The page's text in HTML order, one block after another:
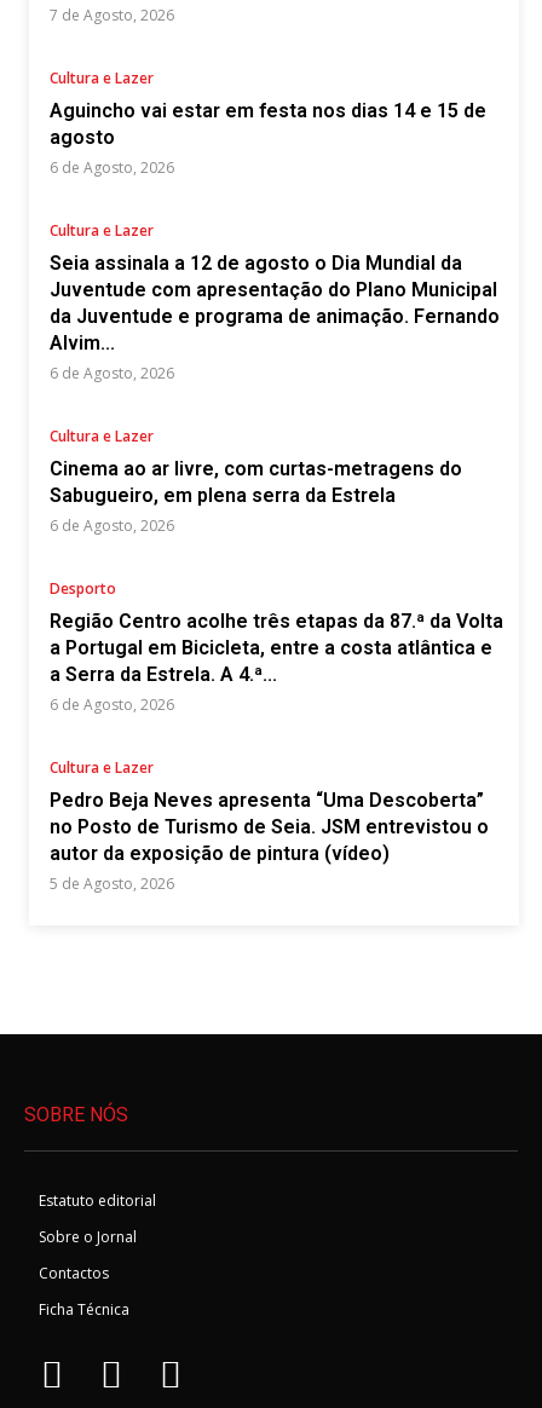
7 de Agosto, 2026
Cultura e Lazer
Aguincho vai estar em festa nos dias 14 e 15 de
agosto
6 de Agosto, 2026
Cultura e Lazer
Seia assinala a 12 de agosto o Dia Mundial da
Juventude com apresentação do Plano Municipal
da Juventude e programa de animação. Fernando
Alvim...
6 de Agosto, 2026
Cultura e Lazer
Cinema ao ar livre, com curtas-metragens do
Sabugueiro, em plena serra da Estrela
6 de Agosto, 2026
Desporto
Região Centro acolhe três etapas da 87.ª da Volta
a Portugal em Bicicleta, entre a costa atlântica e
a Serra da Estrela. A 4.ª...
6 de Agosto, 2026
Cultura e Lazer
Pedro Beja Neves apresenta “Uma Descoberta”
no Posto de Turismo de Seia. JSM entrevistou o
autor da exposição de pintura (vídeo)
5 de Agosto, 2026
SOBRE NÓS
Estatuto editorial
Sobre o Jornal
Contactos
Ficha Técnica